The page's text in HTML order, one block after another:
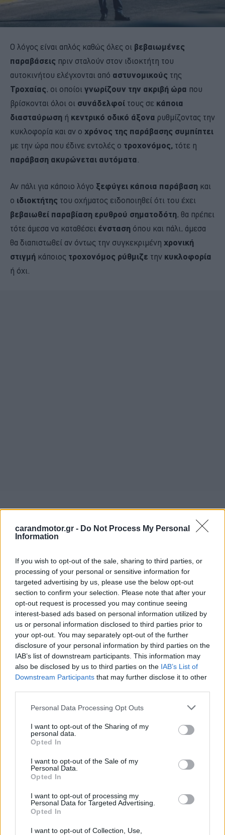
carandmotor.gr - Do Not Process My Personal
Information
If you wish to opt-out of the sale, sharing to third parties, or
processing of your personal or sensitive information for
targeted advertising by us, please use the below opt-out
section to confirm your selection. Please note that after your
opt-out request is processed you may continue seeing
interest-based ads based on personal information utilized by
us or personal information disclosed to third parties prior to
your opt-out. You may separately opt-out of the further
disclosure of your personal information by third parties on the
IAB’s list of downstream participants. This information may
also be disclosed by us to third parties on the IAB’s List of
Downstream Participants that may further disclose it to other
Please note that this website/app uses one or more Google
not limited to your visit or usage behaviour. You may click to
grant or deny consent to Google and its third-party tags to
use your data for below specified purposes in below Google
consent section.
Personal Data Processing Opt Outs
I want to opt-out of the Sharing of my
personal data.
Opted In
I want to opt-out of the Sale of my
Personal Data.
Opted In
I want to opt-out of processing my
Personal Data for Targeted Advertising.
Opted In
I want to opt-out of Collection, Use,
Ο λόγος είναι απλός καθώς όλες οι βεβαιωμένες
παραβάσεις πριν σταλούν στον ιδιοκτήτη του
αυτοκινήτου ελέγχονται από αστυνομικούς της
Τροχαίας, οι οποίοι γνωρίζουν την ακριβή ώρα που
βρίσκονται όλοι οι συνάδελφοί τους σε κάποια
διασταύρωση ή κεντρικό οδικό άξονα ρυθμίζοντας την
κυκλοφορία και αν ο χρόνος της παράβασης συμπίπτει
με την ώρα που έδινε εντολές ο τροχονόμος, τότε η
παράβαση ακυρώνεται αυτόματα
Αν πάλι για κάποιο λόγο ξεφύγει κάποια παράβαση και
ο ιδιοκτήτης του οχήματος ειδοποιηθεί ότι του έχει
βεβαιωθεί παραβίαση ερυθρού σηματοδότη, θα πρέπει
τότε άμεσα να καταθέσει ένσταση όπου και πάλι, άμεσα
θα διαπιστωθεί αν όντως την συγκεκριμένη χρονική
στιγμή κάποιος τροχονόμος ρύθμιζε την κυκλοφορία
ή όχι.
Μέχρι σήμερα πάντωςδεν έχει υπάρξει κάποια
ένσταση για παράβαση από κάμεραεξαιτίας της
ύπαρξης τροχονόμουγια την ρύθμιση της κυκλοφορίας.
Επίσης η ομάδα τωναστυνομικώνπου ελέγχει και
αποστέλλει τις βεβαιωμένες παραβάσειςαπό
κάμερες, έχει τοαναλυτικό πρόγραμματων
τροχονόμων που ρυθμίζουν την κυκλοφορία
σε
όλους τους άξονες που βρίσκονται
οι οποίες
βεβαιώνουν παραβάσεις του ΚΟΚ και έτσι,
είναι μάλλον
Πώς ρυθμίζουν την κυκλοφορία οι τροχονόμοι
υποδείξειςκαι τα σήματα που δίνονται από τους
τροχονόμους
υπερισχύουν τωνφωτεινών σηματοδοτών